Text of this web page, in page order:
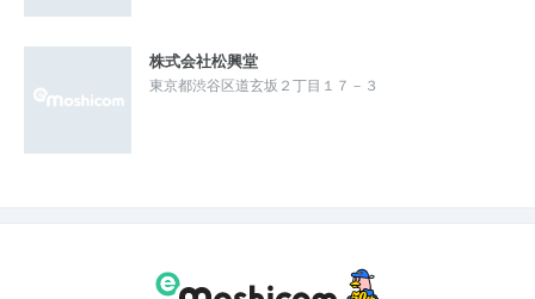
株式会社松興堂
東京都渋谷区道玄坂２丁目１７－３